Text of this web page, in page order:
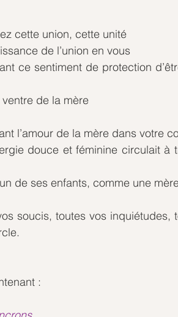
cette union, cette unité
de l’union en vous
ce sentiment de protection
de la mère
l’amour de la mère dans votre
douce et féminine circulait à
de ses enfants, comme une
soucis, toutes vos inquiétudes,
: